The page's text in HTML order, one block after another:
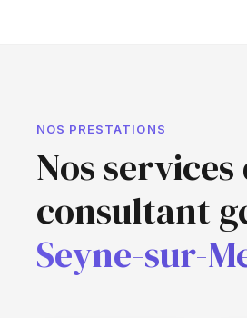
NOS PRESTATIONS
Nos services
consultant
Seyne-sur-